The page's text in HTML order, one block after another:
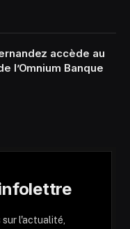
accède au
l’Omnium Banque
l'actualité,